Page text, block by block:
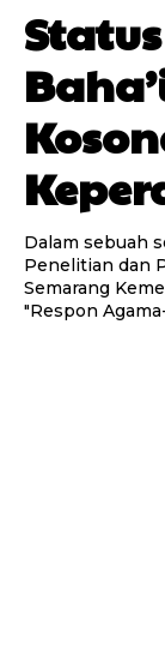
Dalam sebuah
Penelitian dan
Semarang
"Respon